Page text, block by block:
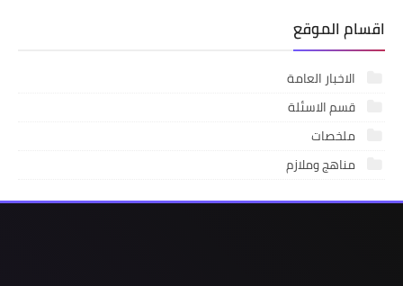
اقسام الموقع
الاخبار العامة
قسم الاسئلة
ملخصات
مناهج وملازم